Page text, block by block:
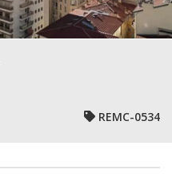
REMC-0534